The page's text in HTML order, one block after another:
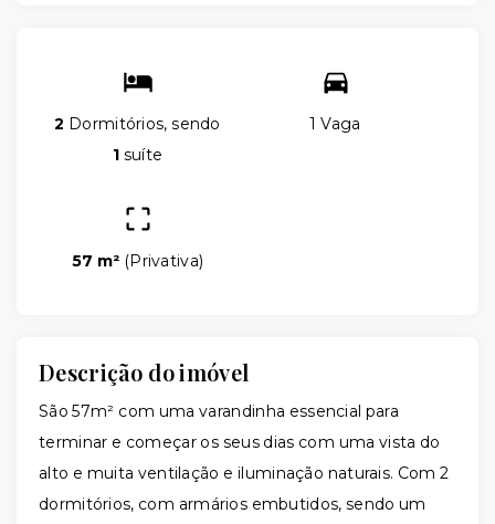
2 Dormitórios, sendo
1 suíte
1 Vaga
57 m² (Privativa)
Descrição do imóvel
São 57m² com uma varandinha essencial para
terminar e começar os seus dias com uma vista do
alto e muita ventilação e iluminação naturais. Com 2
dormitórios, com armários embutidos, sendo um